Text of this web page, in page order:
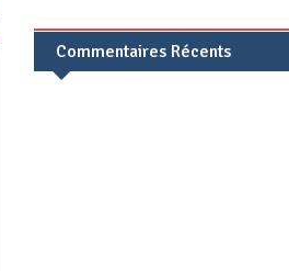
Commentaires Récents